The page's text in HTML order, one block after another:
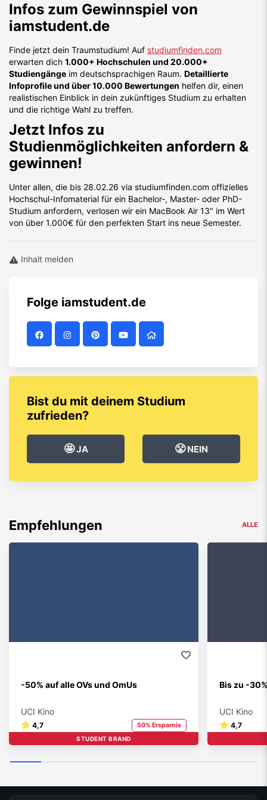
Infos zum Gewinnspiel von
iamstudent.de
Finde jetzt dein Traumstudium! Auf studiumfinden.com
erwarten dich 1.000+ Hochschulen und 20.000+
Studiengänge im deutschsprachigen Raum. Detaillierte
Infoprofile und über 10.000 Bewertungen helfen dir, einen
realistischen Einblick in dein zukünftiges Studium zu erhalten
und die richtige Wahl zu treffen.
Jetzt Infos zu
Studienmöglichkeiten anfordern &
gewinnen!
Unter allen, die bis 28.02.26 via studiumfinden.com offizielles
Hochschul-Infomaterial für ein Bachelor-, Master- oder PhD-
Studium anfordern, verlosen wir ein MacBook Air 13" im Wert
von über 1.000€ für den perfekten Start ins neue Semester.
Inhalt melden
Folge iamstudent.de
Bist du mit deinem Studium
zufrieden?
🤩JA 😤NEIN
Empfehlungen ALLE
-50% auf alle OVs und OmUs
UCI Kino
4,7 50% Ersparnis
STUDENT BRAND
Bis zu -
UCI Kino
4,7